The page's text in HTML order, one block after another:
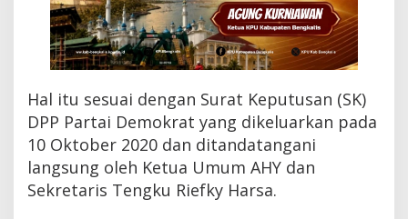
A
m
a
n
h
P
a
r
t
a
i
Hal itu sesuai dengan Surat Keputusan (SK)
DPP Partai Demokrat yang dikeluarkan pada
10 Oktober 2020 dan ditandatangani
langsung oleh Ketua Umum AHY dan
Sekretaris Tengku Riefky Harsa.